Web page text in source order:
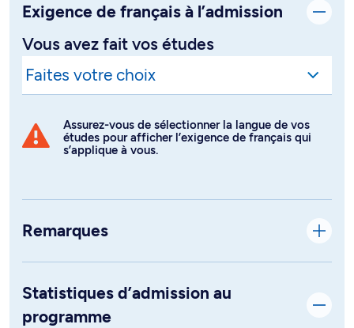
Exigence de français à l’admission
Vous avez fait vos études
Assurez-vous de sélectionner la langue de vos
études pour afficher l’exigence de français qui
s’applique à vous.
Remarques
Statistiques d’admission au
programme